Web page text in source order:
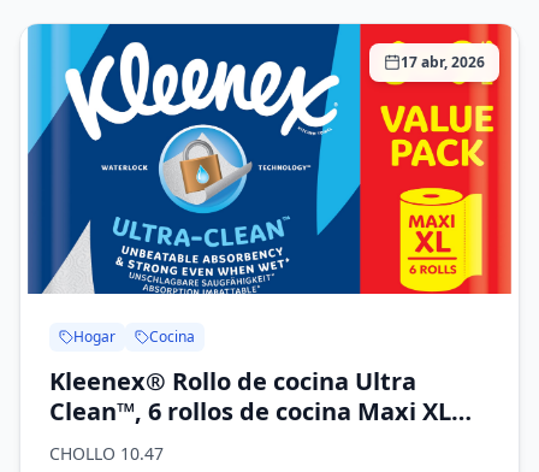
17 abr, 2026
Hogar Cocina
Kleenex® Rollo de cocina Ultra
Clean™, 6 rollos de cocina Maxi XL
(=9 rollos), Toalla de cocina de
CHOLLO 10.47